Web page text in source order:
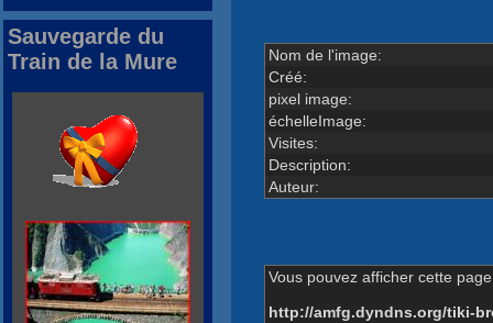
Nom de l'image:
Créé:
pixel image:
échelleImage:
Visites:
Description:
Auteur:
Vous pouvez afficher cette
http://amfg.dyndns.org/tiki-
Sauvegarde du
Train de la Mure